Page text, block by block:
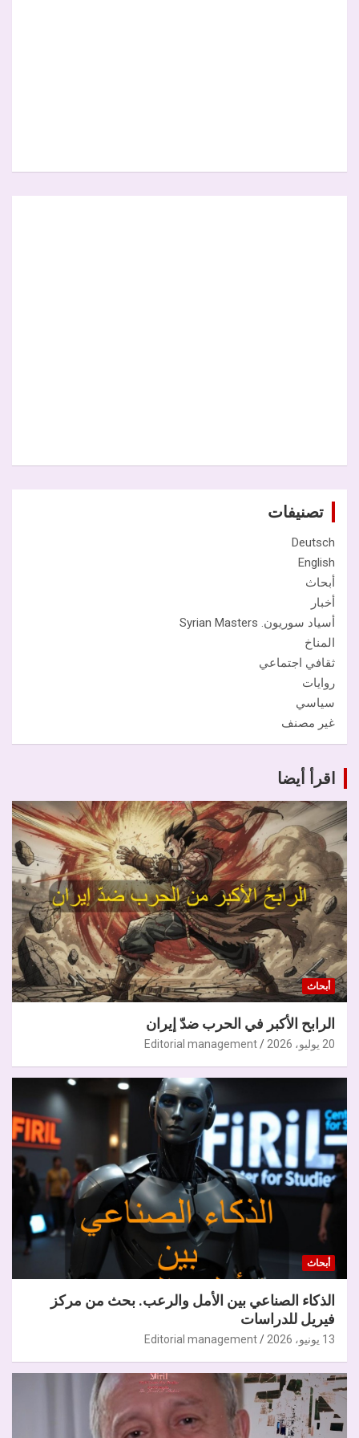
تصنيفات
Deutsch
English
أبحاث
أخبار
أسياد سوريون. Syrian Masters
المناخ
ثقافي اجتماعي
روايات
سياسي
غير مصنف
اقرأ أيضا
أبحاث
الرابح الأكبر في الحرب ضدّ إيران
20 يوليو، 2026 Editorial management
أبحاث
الذكاء الصناعي بين الأمل والرعب. بحث من مركز
فيريل للدراسات
13 يونيو، 2026 Editorial management